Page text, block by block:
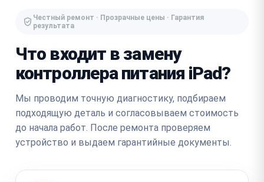
Честный ремонт · Прозрачные цены · Гарантия
результата
Что входит в замену
контроллера питания iPad?
Мы проводим точную диагностику, подбираем
подходящую деталь и согласовываем стоимость
до начала работ. После ремонта проверяем
устройство и выдаем гарантийные документы.